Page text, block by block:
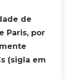
de
Paris, por
(sigla em